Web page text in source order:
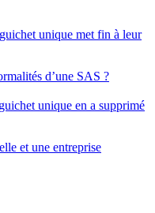
unique met fin à leur
d’une SAS ?
unique en a supprimé
et une entreprise